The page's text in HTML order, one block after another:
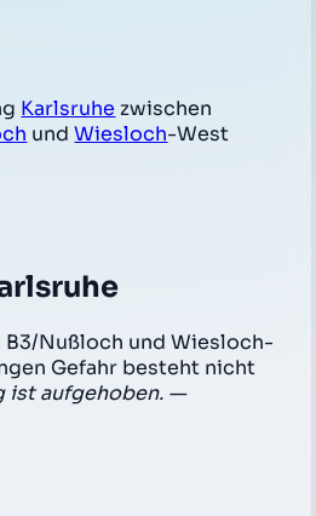
Karlsruhe zwischen
undWiesloch-West
B3/Nußloch und Wiesloch-
Gefahr besteht nicht
ist aufgehoben. —